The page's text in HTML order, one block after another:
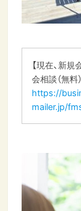
【現在、新
会相談（無料
https://
mailer.jp/